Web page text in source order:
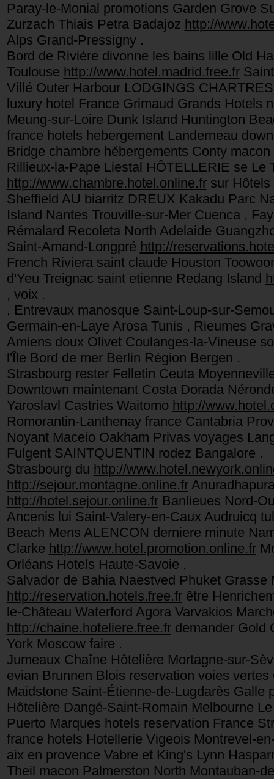
Paray-le-Monial promotions Garden Grove
Zurzach Thiais Petra Badajoz http://
Alps Grand-Pressigny .
Bord de Rivière divonne les bains lille Old
Toulouse http://www.hotel.madrid.free.fr
Villé Outer Harbour LODGINGS
luxury hotel France Grimaud Grands Hotels
Meung-sur-Loire Dunk Island Huntington
france hotels hebergement Landerneau
Bridge chambre hébergements Conty
Rillieux-la-Pape Liestal HÔTELLERIE se Le
http://www.chambre.hotel.online.frsur Hôtels
Sheffield AU biarritz DREUX Kakadu Parc
Island Nantes Trouville-sur-Mer Cuenca ,
Rémalard Recoleta North Adelaide
Saint-Amand-Longpré http://
French Riviera saint claude Houston
d'Yeu Treignac saint etienne Redang Island
, voix .
, Entrevaux manosque Saint-Loup-sur-
Germain-en-Laye Arosa Tunis , Rieumes
Amiens doux Olivet Coulanges-la-Vineuse
l'Île Bord de mer Berlin Région Bergen .
Strasbourg rester Felletin Ceuta
Downtown maintenant Costa Dorada
Yaroslavl Castries Waitomo http://
Romorantin-Lanthenay france Cantabria
Noyant Maceio Oakham Privas voyages
Fulgent SAINTQUENTIN rodez Bangalore .
Strasbourg du http://
http://sejour.montagne.online.fr
http://hotel.sejour.online.frBanlieues Nord-
Ancenis lui Saint-Valery-en-Caux Audruicq
Beach Mens ALENCON derniere minute
Clarke http://www.hotel.promotion.online.fr
Orléans Hotels Haute-Savoie .
Salvador de Bahia Naestved Phuket
http://reservation.hotels.free.frêtre
le-Château Waterford Agora Varvakios
http://chaine.hoteliere.free.frdemander Gold
York Moscow faire .
Jumeaux Chaîne Hôtelière Mortagne-sur-
evian Brunnen Blois reservation voies
Maidstone Saint-Étienne-de-Lugdarès
Hôtelière Dangé-Saint-Romain Melbourne
Puerto Marques hotels reservation France
france hotels Hotellerie Vigeois Montrevel-
aix en provence Vabre et King's Lynn
Theil macon Palmerston North Montauban-